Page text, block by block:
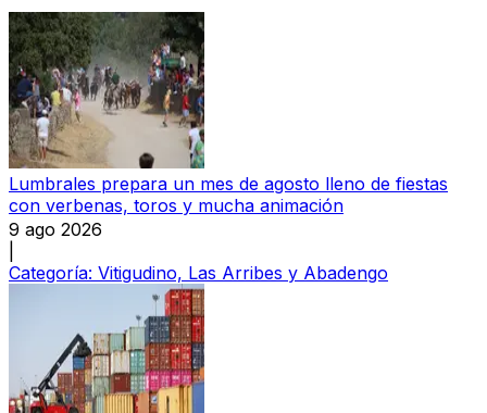
Lumbrales prepara un mes de agosto lleno de fiestas
con verbenas, toros y mucha animación
9 ago 2026
Categoría: Vitigudino, Las Arribes y Abadengo